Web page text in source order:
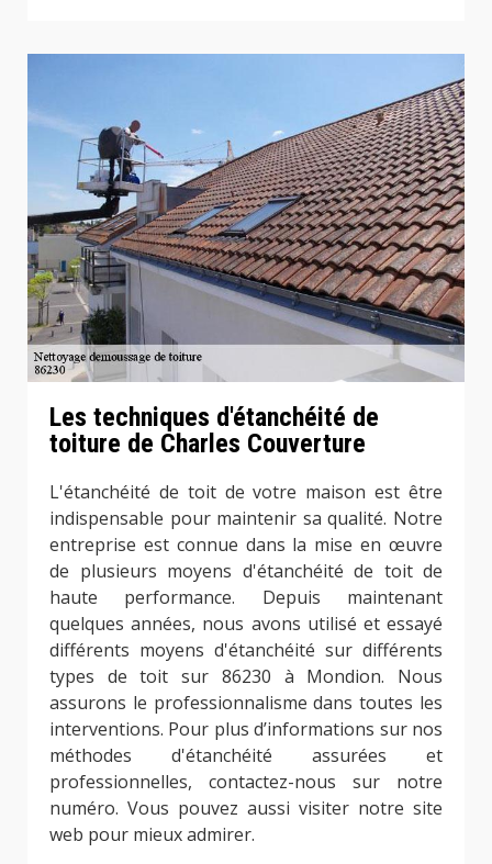
Les techniques d'étanchéité de
toiture de Charles Couverture
L'étanchéité de toit de votre maison est être
indispensable pour maintenir sa qualité. Notre
entreprise est connue dans la mise en œuvre
de plusieurs moyens d'étanchéité de toit de
haute performance. Depuis maintenant
quelques années, nous avons utilisé et essayé
différents moyens d'étanchéité sur différents
types de toit sur 86230 à Mondion. Nous
assurons le professionnalisme dans toutes les
interventions. Pour plus d’informations sur nos
méthodes d'étanchéité assurées et
professionnelles, contactez-nous sur notre
numéro. Vous pouvez aussi visiter notre site
web pour mieux admirer.